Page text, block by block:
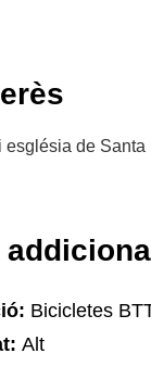
església de Santa
Bicicletes
Alt